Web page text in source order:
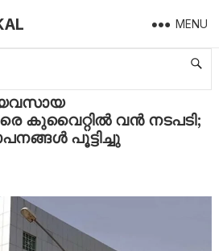
MENU
കുവൈറ്റിൽ വൻ നടപടി;
പൂട്ടിച്ചു